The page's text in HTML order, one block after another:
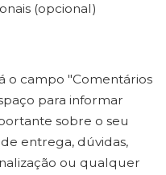
(opcional)
o campo "Comentários
para informar
sobre o seu
entrega, dúvidas,
ou qualquer